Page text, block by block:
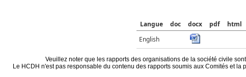
Langue doc docx pdf html
English
Veuillez noter que les rapports des organisations de la société civile
Le HCDH n'est pas responsable du contenu des rapports soumis aux Comités et